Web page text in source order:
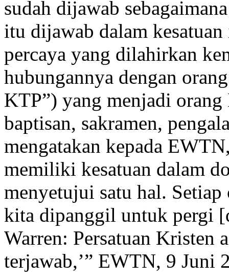
sudah dijawab
itu dijawab dalam
percaya yang dilahirkan
hubungannya dengan
KTP”) yang menjadi
baptisan, sakramen,
mengatakan kepada
memiliki kesatuan dalam
menyetujui satu hal.
kita dipanggil untuk pergi
Warren: Persatuan Kristen
terjawab,’” EWTN, 9 Juni